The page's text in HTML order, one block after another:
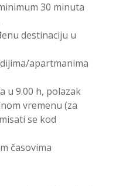
30 minuta
destinaciju u
apartmanima
u 9.00 h, polazak
vremenu (za
se kod
časovima